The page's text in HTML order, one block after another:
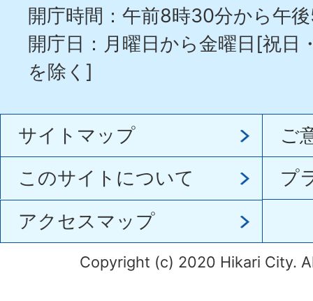
開庁時間：午前8時30分から午
開庁日：月曜日から金曜日[祝日
を除く]
サイトマップ
ご
このサイトについて
プ
アクセスマップ
Copyright (c) 2020 Hikari City.